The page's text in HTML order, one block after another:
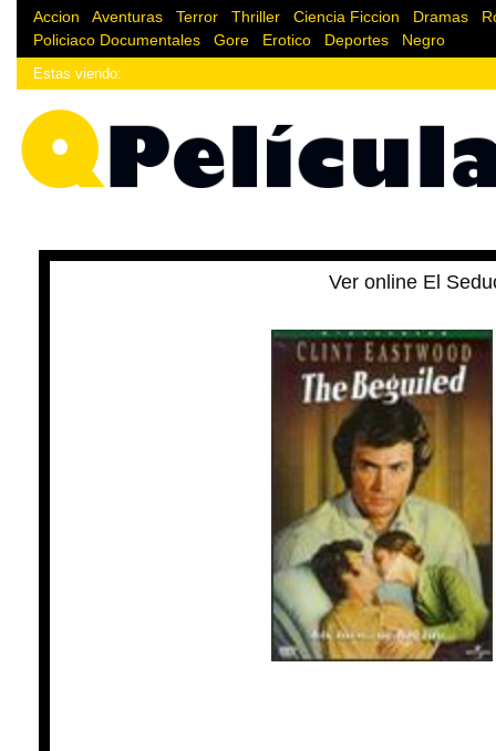
Accion Aventuras Terror Thriller Ciencia Ficcion Dramas
Policiaco Documentales Gore Erotico Deportes Negro
Estas viendo:
Ver online El